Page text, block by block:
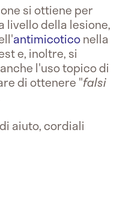
si ottiene per
livello della lesione,
antimicoticonella
e, inoltre, si
l'uso topico di
di ottenere "falsi
aiuto, cordiali